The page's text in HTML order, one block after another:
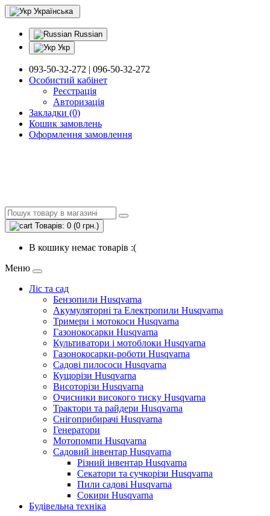
Українська
Russian
Укр
093-50-32-272 | 096-50-32-272
Особистий кабінет
Реєстрація
Авторизація
Закладки (0)
Кошик замовлень
Оформлення замовлення
Товарів: 0 (0 грн.)
В кошику немає товарів :(
Меню
Ліс та сад
Бензопили Husqvarna
Акумуляторні та Електропили Husqvarna
Тримери і мотокоси Husqvarna
Газонокосарки Husqvarna
Культиватори і мотоблоки Husqvarna
Газонокосарки-роботи Husqvarna
Садові пилососи Husqvarna
Кущорізи Husqvarna
Висоторізи Husqvarna
Очисники високого тиску Husqvarna
Трактори та райдери Husqvarna
Снігоприбирачі Husqvarna
Генератори
Мотопомпи Husqvarna
Садовий інвентар Husqvarna
Різний інвентар Husqvarna
Секатори та сучкорізи Husqvarna
Пили садові Husqvarna
Сокири Husqvarna
Будівельна техніка